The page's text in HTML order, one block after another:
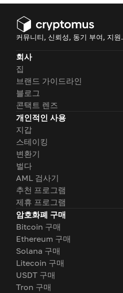
커뮤니티, 신뢰성, 동기 부여, 지원.
회사
집
브랜드 가이드라인
블로그
콘택트 렌즈
개인적인 사용
지갑
스테이킹
변환기
벌다
AML 검사기
추천 프로그램
제휴 프로그램
암호화폐 구매
Bitcoin 구매
Ethereum 구매
Solana 구매
Litecoin 구매
USDT 구매
Tron 구매